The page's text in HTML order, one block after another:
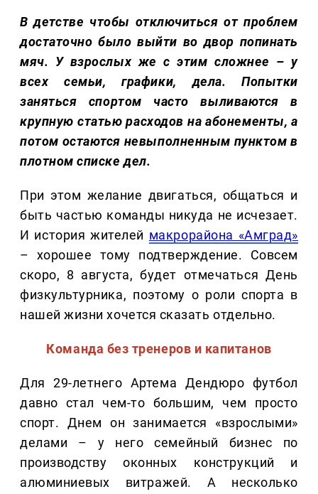
В детстве чтобы отключиться от проблем
достаточно было выйти во двор попинать
мяч. У взрослых же с этим сложнее – у
всех семьи, графики, дела. Попытки
заняться спортом часто выливаются в
крупную статью расходов на абонементы, а
потом остаются невыполненным пунктом в
плотном списке дел.
При этом желание двигаться, общаться и
быть частью команды никуда не исчезает.
И история жителей макрорайона «Амград»
– хорошее тому подтверждение. Совсем
скоро, 8 августа, будет отмечаться День
физкультурника, поэтому о роли спорта в
нашей жизни хочется сказать отдельно.
Команда без тренеров и капитанов
Для 29-летнего Артема Дендюро футбол
давно стал чем-то большим, чем просто
спорт. Днем он занимается «взрослыми»
делами – у него семейный бизнес по
производству оконных конструкций и
алюминиевых витражей. А несколько